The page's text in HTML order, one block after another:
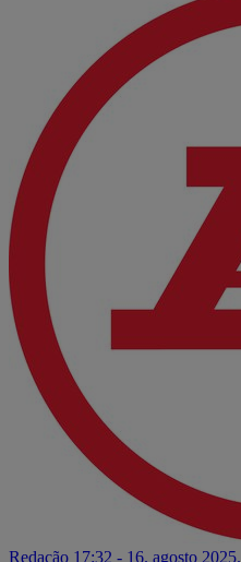
Redação 17:32 - 16. agosto 2025.